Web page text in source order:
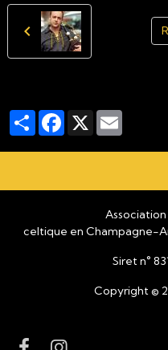
PartagerFacebook
X
Association pour la
celtique en Champagne-
Siret n° 831 353
Copyright © 2024